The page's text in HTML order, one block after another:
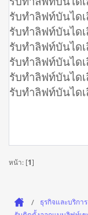
รับทำลิฟท์บันได
รับทำลิฟท์บันได
รับทำลิฟท์บันได
รับทำลิฟท์บันได
รับทำลิฟท์บันได
รับทำลิฟท์บันได
หน้า: [1]
ธุรกิจและบริการ